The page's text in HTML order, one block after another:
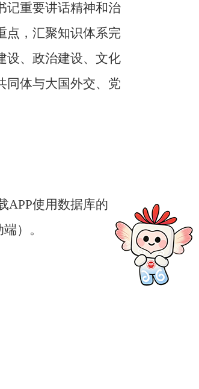
记重要讲话精神和治
点，汇聚知识体系完
设、政治建设、文化
同体与大国外交、党
使用数据库的
）。